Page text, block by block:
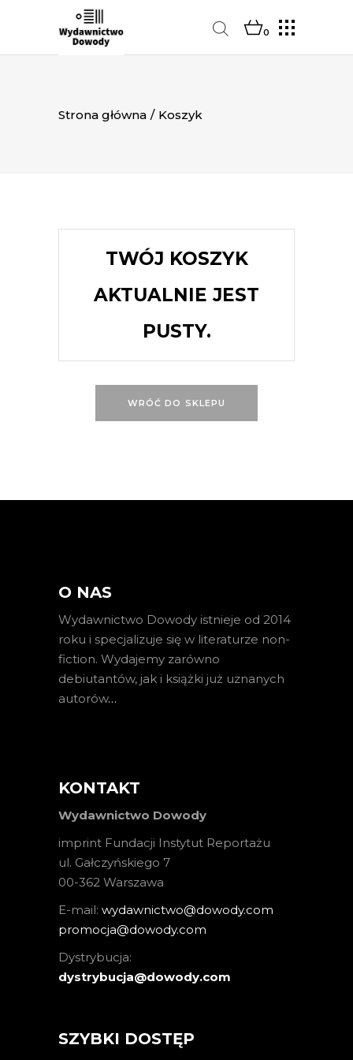
0
Strona główna / Koszyk
TWÓJ KOSZYK
AKTUALNIE JEST
PUSTY.
WRÓĆ DO SKLEPU
O NAS
Wydawnictwo Dowody istnieje od 2014
roku i specjalizuje się w literaturze non-
fiction. Wydajemy zarówno
debiutantów, jak i książki już uznanych
autorów…
KONTAKT
Wydawnictwo Dowody
imprint Fundacji Instytut Reportażu
ul. Gałczyńskiego 7
00-362 Warszawa
E-mail: wydawnictwo@dowody.com
promocja@dowody.com
Dystrybucja:
dystrybucja@dowody.com
SZYBKI DOSTĘP